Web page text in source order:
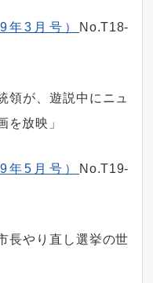
年3月号） No.T18-
が、遊説中にニュ
を放映」
年5月号） No.T19-
長やり直し選挙の世